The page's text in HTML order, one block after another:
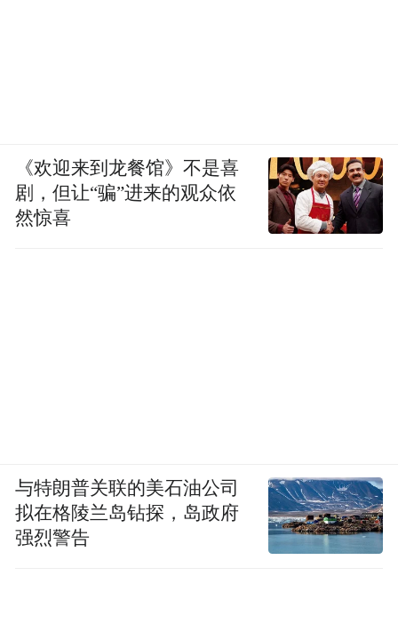
《欢迎来到龙餐馆》不是喜
剧，但让“骗”进来的观众依
然惊喜
与特朗普关联的美石油公司
拟在格陵兰岛钻探，岛政府
强烈警告